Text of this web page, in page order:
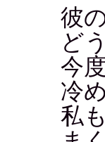
彼
ど
今
冷
私